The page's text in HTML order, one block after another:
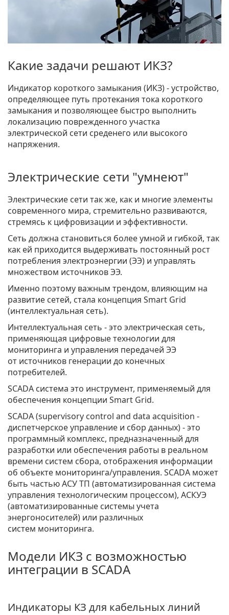
Какие задачи решают ИКЗ?
Индикатор короткого замыкания (ИКЗ) - устройство,
определяющее путь протекания тока короткого
замыкания и позволяющее быстро выполнить
локализацию поврежденного участка
электрической сети среденего или высокого
напряжения.
Электрические сети "умнеют"
Электрические сети так же, как и многие элементы
современного мира, стремительно развиваются,
стремясь к цифровизации и эффективности.
Сеть должна становиться более умной и гибкой, так
как ей приходится выдерживать постоянный рост
потребления электроэнергии (ЭЭ) и управлять
множеством источников ЭЭ.
Именно поэтому важным трендом, влияющим на
развитие сетей, стала концепция Smart Grid
(интеллектуальная сеть).
Интеллектуальная сеть - это электрическая сеть,
применяющая цифровые технологии для
мониторинга и управления передачей ЭЭ
от источников генерации до конечных
потребителей.
SCADA система это инструмент, применяемый для
обеспечения концепции Smart Grid.
SCADA (supervisory control and data acquisition -
диспетчерское управление и сбор данных) - это
программный комплекс, предназначенный для
разработки или обеспечения работы в реальном
времени систем сбора, отображения информации
об объекте мониторинга/управления. SCADA может
быть частью АСУ ТП (автоматизированная система
управления технологическим процессом), АСКУЭ
(автоматизированные системы учета
энергоносителей) или различных
систем мониторинга.
Модели ИКЗ с возможностью
интеграции в SCADA
Индикаторы КЗ для кабельных линий